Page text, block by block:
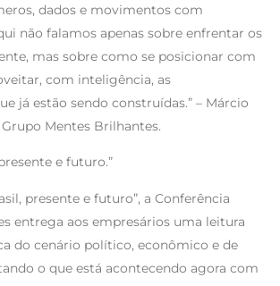
dados e movimentos com
não falamos apenas sobre enfrentar os
mas sobre como se posicionar com
com inteligência, as
já estão sendo construídas.” – Márcio
Mentes Brilhantes.
e futuro.”
presente e futuro”, a Conferência
entrega aos empresários uma leitura
do cenário político, econômico e de
o que está acontecendo agora com